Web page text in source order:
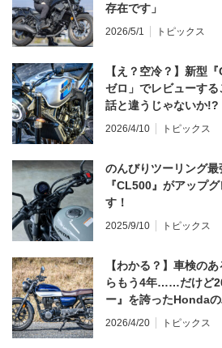
存在です」
2026/5/1 トピックス
【え？空冷？】新型
ゼロ」でレビューす
話と違うじゃないか
てならず／CB1000F
2026/4/10 トピックス
のんびりツーリング最
『CL500』がアップ
す！
2025/9/10 トピックス
【わかる？】車検の
らもう4年……だけど
ー』を誇ったHonda
う？
2026/4/20 トピックス